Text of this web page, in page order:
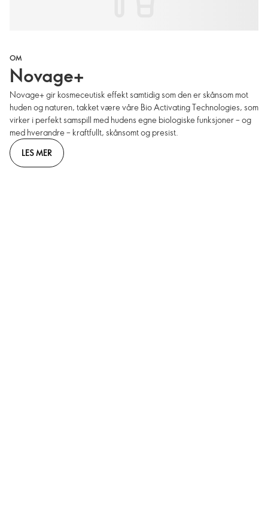
OM
Novage+
Novage+ gir kosmeceutisk effekt samtidig som den er skånsom mot
huden og naturen, takket være våre Bio Activating Technologies, som
virker i perfekt samspill med hudens egne biologiske funksjoner – og
med hverandre – kraftfullt, skånsomt og presist.
LES MER